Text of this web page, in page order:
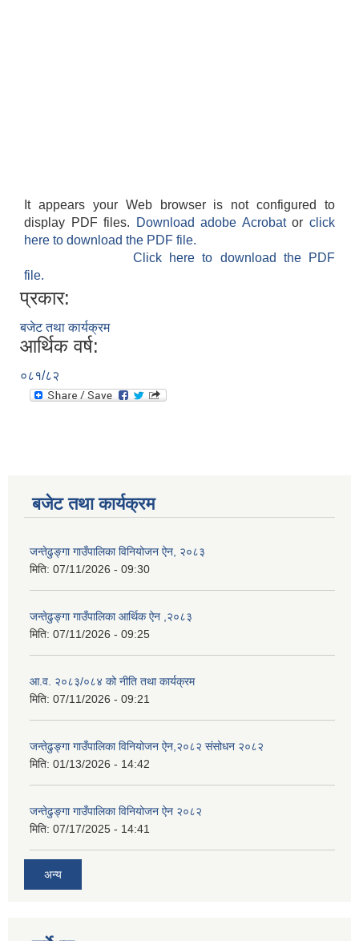
It appears your Web browser is not configured to
display PDF files.
Download adobe Acrobatorclick
here to download the PDF file.
Click here to download the PDF
file.
प्रकार:
बजेट तथा कार्यक्रम
आर्थिक वर्ष:
०८१/८२
बजेट तथा कार्यक्रम
जन्तेढुङ्गा गाउँपालिका विनियोजन ऐन, २०८३
मिति: 07/11/2026 - 09:30
जन्तेढुङ्गा गाउँपालिका आर्थिक ऐन ,२०८३
मिति: 07/11/2026 - 09:25
आ.व. २०८३/०८४ को नीति तथा कार्यक्रम
मिति: 07/11/2026 - 09:21
जन्तेढुङ्गा गाउँपालिका विनियोजन ऐन,२०८२ संसोधन २०८२
मिति: 01/13/2026 - 14:42
जन्तेढुङ्गा गाउँपालिका विनियोजन ऐन २०८२
मिति: 07/17/2025 - 14:41
अन्य